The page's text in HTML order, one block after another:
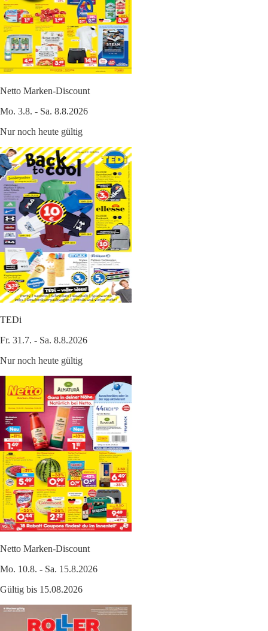
Netto Marken-Discount
Mo. 3.8. - Sa. 8.8.2026
Nur noch heute gültig
TEDi
Fr. 31.7. - Sa. 8.8.2026
Nur noch heute gültig
Netto Marken-Discount
Mo. 10.8. - Sa. 15.8.2026
Gültig bis 15.08.2026